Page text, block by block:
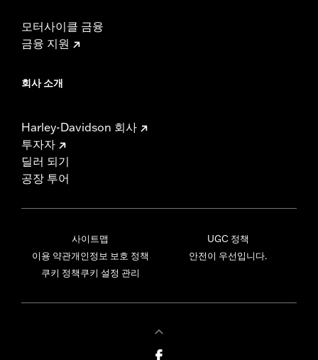
모터사이클 금융
금융 지원
회사 소개
Harley-Davidson 회사
투자자
딜러 되기
공장 투어
사이트맵
이용 약관개인정보 보호 정책
쿠키 정책쿠키 설정 관리
UGC 정책
안전이 우선입니다.